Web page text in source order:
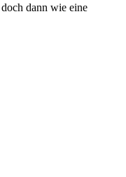
dann wie eine